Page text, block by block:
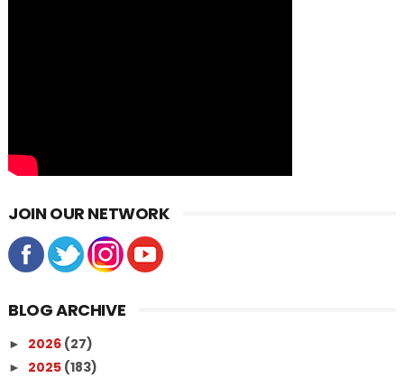
JOIN OUR NETWORK
BLOG ARCHIVE
► 2026 (27)
► 2025 (183)